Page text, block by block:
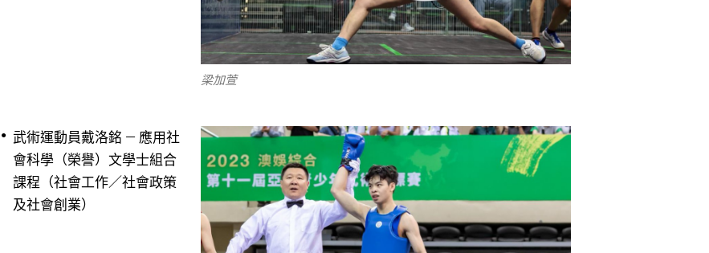
梁加萱
武術運動員戴洛銘 — 應用社
會科學（榮譽）文學士組合
課程（社會工作／社會政策
及社會創業）